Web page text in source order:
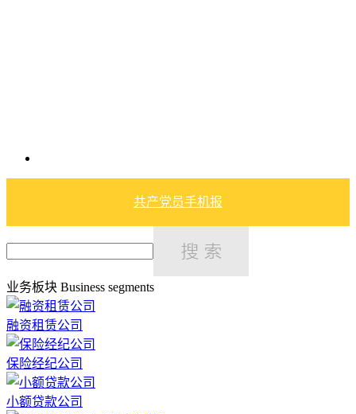
共产党员手机报
业务板块 Business segments
融资租赁公司
保险经纪公司
小额贷款公司